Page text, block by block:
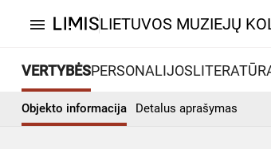
menu LIETUVOS MUZIEJŲ
VERTYBĖSPERSONALIJOS
Objekto informacija Detalus aprašymas